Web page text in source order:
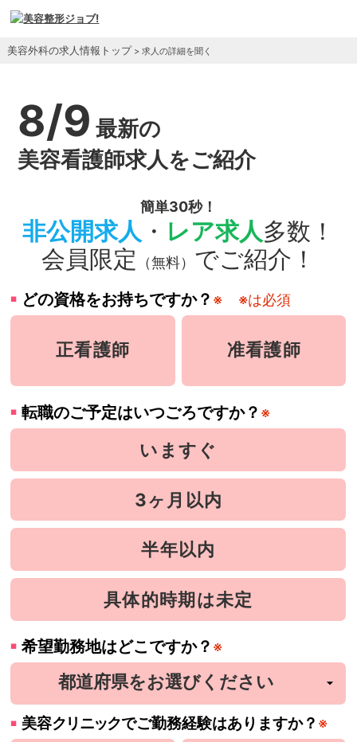
美容外科の求人情報トップ > 求人の詳細を聞く
8/9 最新の
美容看護師求人をご紹介
簡単30秒！
非公開求人 ・ レア求人多数！
会員限定
（無料） でご紹介！
どの資格をお持ちですか？ ※ ※は必須
正看護師 准看護師
転職のご予定はいつごろですか？ ※
いますぐ
3ヶ月以内
半年以内
具体的時期は未定
希望勤務地はどこですか？ ※
美容クリニックでご勤務経験はありますか？ ※